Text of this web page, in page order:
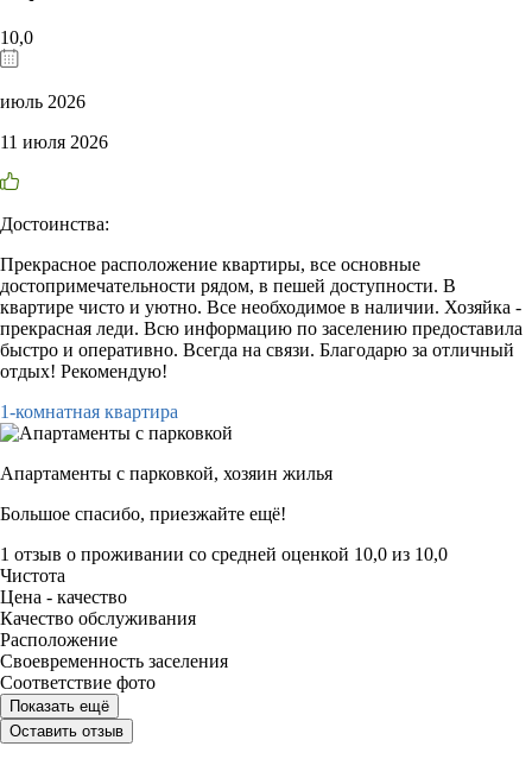
10,0
июль 2026
11 июля 2026
Достоинства:
Прекрасное расположение квартиры, все основные
достопримечательности рядом, в пешей доступности. В
квартире чисто и уютно. Все необходимое в наличии. Хозяйка -
прекрасная леди. Всю информацию по заселению предоставила
быстро и оперативно. Всегда на связи. Благодарю за отличный
отдых! Рекомендую!
1-комнатная квартира
Апартаменты с парковкой, хозяин жилья
Большое спасибо, приезжайте ещё!
1 отзыв о проживании со средней оценкой 10,0 из 10,0
Чистота
Цена - качество
Качество обслуживания
Расположение
Своевременность заселения
Соответствие фото
Показать ещё
Оставить отзыв